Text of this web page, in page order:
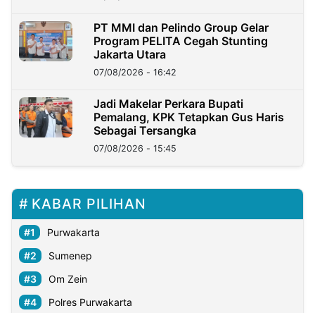
PT MMI dan Pelindo Group Gelar
Program PELITA Cegah Stunting
Jakarta Utara
07/08/2026 - 16:42
Jadi Makelar Perkara Bupati
Pemalang, KPK Tetapkan Gus Haris
Sebagai Tersangka
07/08/2026 - 15:45
KABAR PILIHAN
Purwakarta
Sumenep
Om Zein
Polres Purwakarta